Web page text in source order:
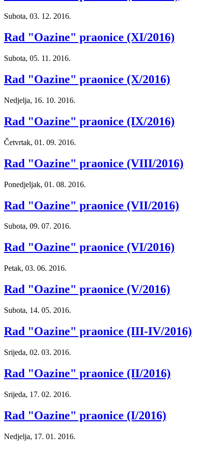
Subota, 03. 12. 2016.
Rad "Oazine" praonice (XI/2016)
Subota, 05. 11. 2016.
Rad "Oazine" praonice (X/2016)
Nedjelja, 16. 10. 2016.
Rad "Oazine" praonice (IX/2016)
Četvrtak, 01. 09. 2016.
Rad "Oazine" praonice (VIII/2016)
Ponedjeljak, 01. 08. 2016.
Rad "Oazine" praonice (VII/2016)
Subota, 09. 07. 2016.
Rad "Oazine" praonice (VI/2016)
Petak, 03. 06. 2016.
Rad "Oazine" praonice (V/2016)
Subota, 14. 05. 2016.
Rad "Oazine" praonice (III-IV/2016)
Srijeda, 02. 03. 2016.
Rad "Oazine" praonice (II/2016)
Srijeda, 17. 02. 2016.
Rad "Oazine" praonice (I/2016)
Nedjelja, 17. 01. 2016.